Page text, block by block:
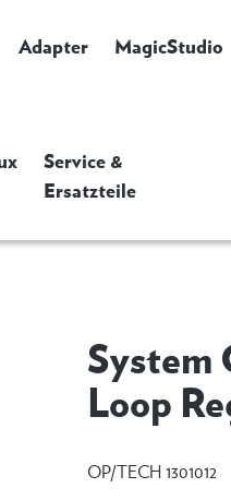
Adapter MagicStudio
Service &
Ersatzteile
System
Loop
OP/TECH 1301012